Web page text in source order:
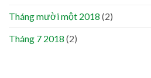
Tháng mười một 2018 (2)
Tháng 7 2018 (2)